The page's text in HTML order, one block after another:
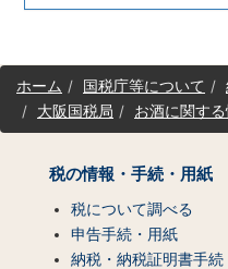
サ
イホーム 国税庁等について
大阪国税局
お酒に関す
税の情報・手続・用紙
税について調べる
申告手続・用紙
納税・納税証明書手続